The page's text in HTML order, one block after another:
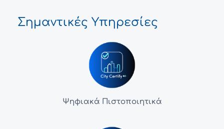
Σημαντικές Υπηρεσίες
Ψηφιακά Πιστοποιητικά